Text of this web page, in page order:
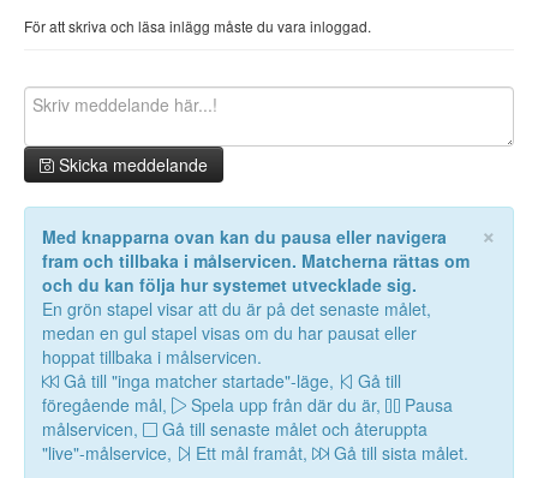
För att skriva och läsa inlägg måste du vara inloggad.
Skicka meddelande
×
Med knapparna ovan kan du pausa eller navigera
fram och tillbaka i målservicen. Matcherna rättas om
och du kan följa hur systemet utvecklade sig.
En grön stapel visar att du är på det senaste målet,
medan en gul stapel visas om du har pausat eller
hoppat tillbaka i målservicen.
Gå till "inga matcher startade"-läge,
Gå till
föregående mål,
Spela upp från där du är,
Pausa
målservicen,
Gå till senaste målet och återuppta
"live"-målservice,
Ett mål framåt, Gå till sista målet.